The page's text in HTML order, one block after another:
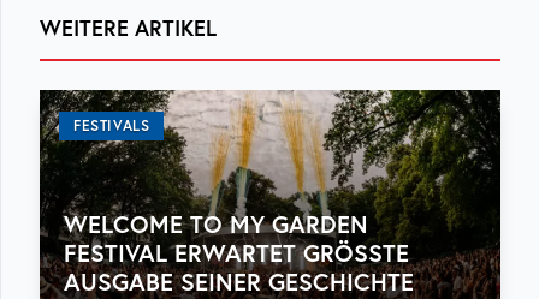
WEITERE ARTIKEL
FESTIVALS
WELCOME TO MY GARDEN
FESTIVAL ERWARTET GRÖSSTE A
USGABE SEINER GESCHICHTE